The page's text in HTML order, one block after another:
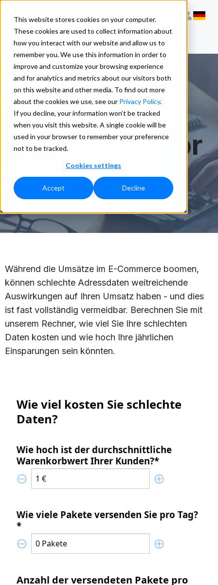
This website stores cookies on your computer.
These cookies are used to collect information about
how you interact with our website and allow us to
remember you. We use this information in order to
improve and customize your browsing experience
and for analytics and metrics about our visitors both
on this website and other media. To find out more
about the cookies we use, see our Privacy Policy.
If you decline, your information won’t be tracked
when you visit this website. A single cookie will be
used in your browser to remember your preference
not to be tracked.
Cookies settings
Accept Decline
E-Commerce
ROI Calculator
Wie viel kosten Sie schlechte Daten?
Während die Umsätze im E-Commerce boomen,
können schlechte Adressdaten weitreichende
Auswirkungen auf Ihren Umsatz haben - und dies
ist fast vollständig vermeidbar. Berechnen Sie mit
unserem Rechner, wie viel Sie Ihre schlechten
Daten kosten und wie hoch Ihre jährlichen
Einsparungen sein könnten.